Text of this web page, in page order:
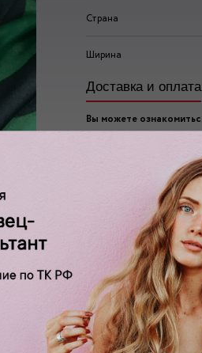
Страна
Ширина
Доставка и оплата
Вы можете
ассортиментом по
г. Москва, 2-ой
пн-пт: 10.00 - 20.00
сб/вс: 10.00 - 19.00/18.00